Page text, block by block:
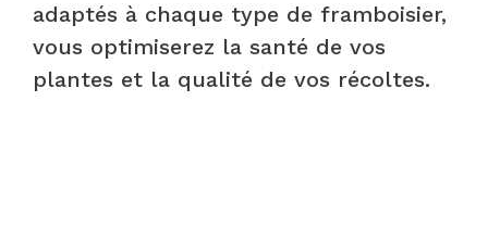
adaptés à chaque type de framboisier,
vous optimiserez la santé de vos
plantes et la qualité de vos récoltes.